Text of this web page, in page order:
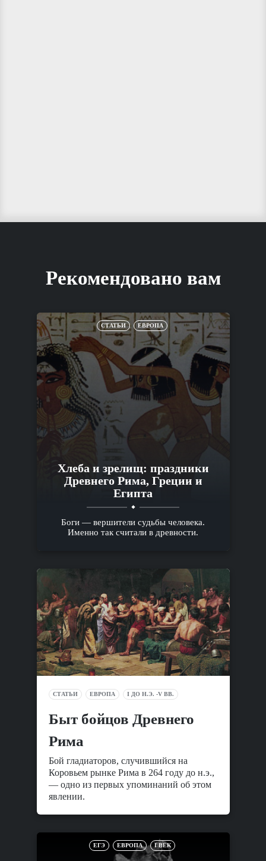
Рекомендовано вам
СТАТЬИ ЕВРОПА
Хлеба и зрелищ: праздники
Древнего Рима, Греции и
Египта
Боги — вершители судьбы человека.
Именно так считали в древности.
СТАТЬИ ЕВРОПА I ДО Н.Э. -V ВВ.
Быт бойцов Древнего
Рима
Бой гладиаторов, случившийся на
Коровьем рынке Рима в 264 году до н.э.,
— одно из первых упоминаний об этом
явлении.
ЕГЭ ЕВРОПА I ВЕК